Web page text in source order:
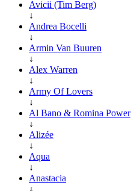
Avicii (Tim Berg)
↓
Andrea Bocelli
↓
Armin Van Buuren
↓
Alex Warren
↓
Army Of Lovers
↓
Al Bano & Romina Power
↓
Alizée
↓
Aqua
↓
Anastacia
↓